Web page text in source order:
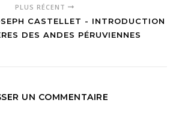
PLUS RÉCENT
CASTELLET - INTRODUCTION
DES ANDES PÉRUVIENNES
UN COMMENTAIRE